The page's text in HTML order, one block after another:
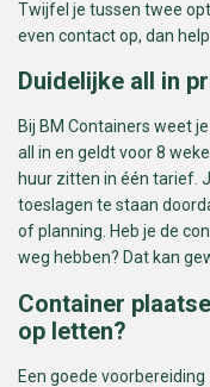
Twijfel je tussen twee
even contact op, dan
Duidelijke all in
Bij BM Containers weet
all in en geldt voor 8
huur zitten in één tarief.
toeslagen te staan
of planning. Heb je de
weg hebben? Dat kan
Container
op letten?
Een goede